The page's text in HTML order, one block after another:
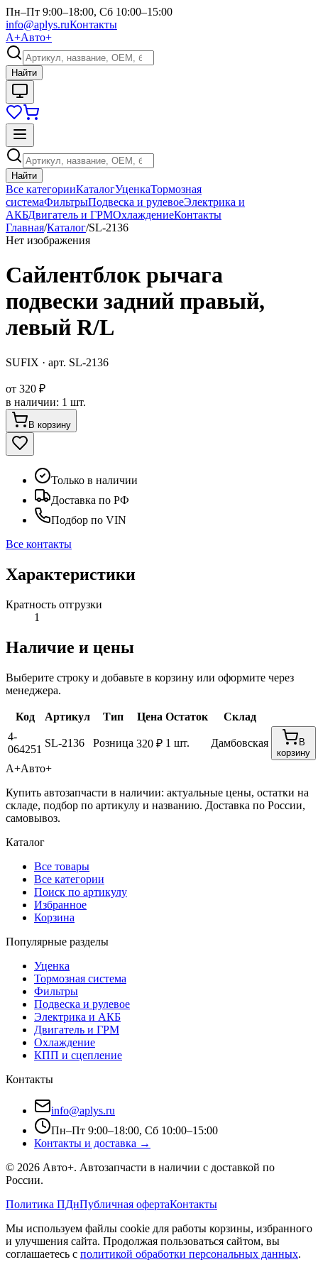
Пн–Пт 9:00–18:00, Сб 10:00–15:00
info@aplys.ruКонтакты
А+Авто+
Найти
Найти
Все категорииКаталогУценкаТормозная
системаФильтрыПодвеска и рулевоеЭлектрика и
АКБДвигатель и ГРМОхлаждениеКонтакты
Главная/Каталог/SL-2136
Нет изображения
Сайлентблок рычага
подвески задний правый,
левый R/L
SUFIX · арт. SL-2136
от 320 ₽
в наличии: 1 шт.
В корзину
Только в наличии
Доставка по РФ
Подбор по VIN
Все контакты
Характеристики
Кратность отгрузки
1
Наличие и цены
Выберите строку и добавьте в корзину или оформите через
менеджера.
Код Артикул Тип Цена Остаток
Склад
4-
064251
SL-2136 Розница 320 ₽ 1 шт. Дамбовская
В
корзину
А+Авто+
Купить автозапчасти в наличии: актуальные цены, остатки на
складе, подбор по артикулу и названию. Доставка по России,
самовывоз.
Каталог
Все товары
Все категории
Поиск по артикулу
Избранное
Корзина
Популярные разделы
Уценка
Тормозная система
Фильтры
Подвеска и рулевое
Электрика и АКБ
Двигатель и ГРМ
Охлаждение
КПП и сцепление
Контакты
info@aplys.ru
Пн–Пт 9:00–18:00, Сб 10:00–15:00
Контакты и доставка →
© 2026 Авто+. Автозапчасти в наличии с доставкой по
России.
Политика ПДнПубличная офертаКонтакты
Мы используем файлы cookie для работы корзины, избранного
и улучшения сайта. Продолжая пользоваться сайтом, вы
соглашаетесь с политикой обработки персональных данных.